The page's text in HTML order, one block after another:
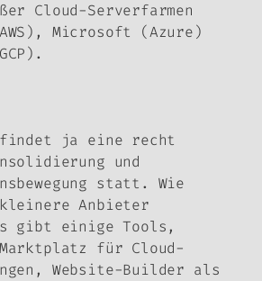
Cloud-Serverfarmen
Microsoft (Azure)
ja eine recht
und
statt. Wie
Anbieter
gibt einige Tools,
für Cloud-
Website-Builder als